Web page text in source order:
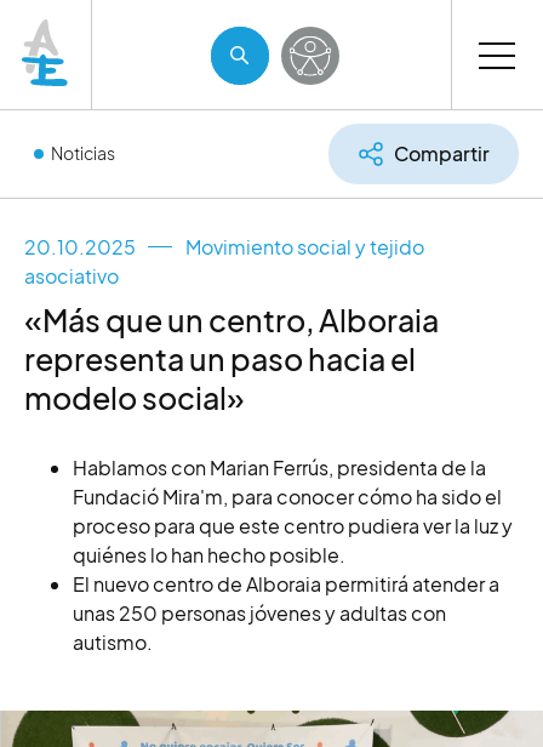
Noticias Compartir
20.10.2025
Movimiento social y tejido
asociativo
«Más que un centro, Alboraia
representa un paso hacia el
modelo social»
Hablamos con Marian Ferrús, presidenta de la
Fundació Mira'm, para conocer cómo ha sido el
proceso para que este centro pudiera ver la luz y
quiénes lo han hecho posible.
El nuevo centro de Alboraia permitirá atender a
unas 250 personas jóvenes y adultas con
autismo.